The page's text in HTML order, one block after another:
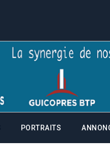
PORTRAITS